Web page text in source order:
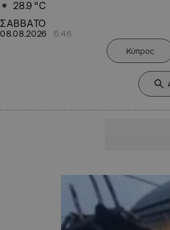
28.9 °C
ΣΑΒΒΑΤΟ
08.08.2026 6:46
Κύπρος